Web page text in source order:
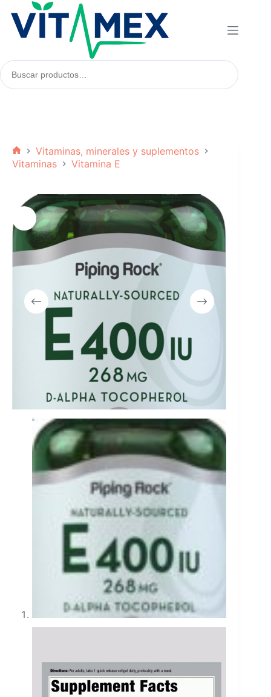
contenido
Buscar
productos:
Inicio
Vitaminas, minerales y suplementos
Vitaminas
Vitamina E